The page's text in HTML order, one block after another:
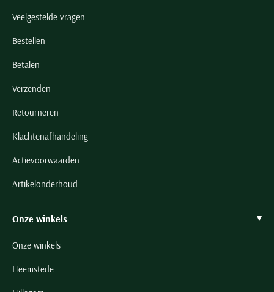
Veelgestelde vragen
Bestellen
Betalen
Verzenden
Retourneren
Klachtenafhandeling
Actievoorwaarden
Artikelonderhoud
Onze winkels
Onze winkels
Heemstede